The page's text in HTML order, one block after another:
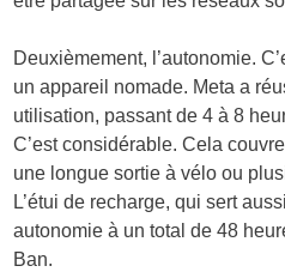
Deuxièmement, l’autonomie.
un appareil nomade. Meta a
utilisation, passant de 4 à 8
C’est considérable. Cela
une longue sortie à vélo ou
L’étui de recharge, qui sert
autonomie à un total de 48
Ban.